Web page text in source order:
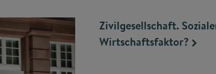
Zivilgesellschaft.
Wirtschaftsfaktor?